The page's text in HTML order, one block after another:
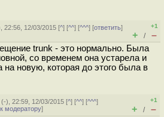
22:56, 12/03/2015 [^] [^^] [^^^] [ответить]
+1
+ / –
trunk - это нормально. Была
со временем она устарела и
новую, которая до этого была в
(-), 22:59, 12/03/2015 [^] [^^] [^^^]
к модератору]
+1
+ / –